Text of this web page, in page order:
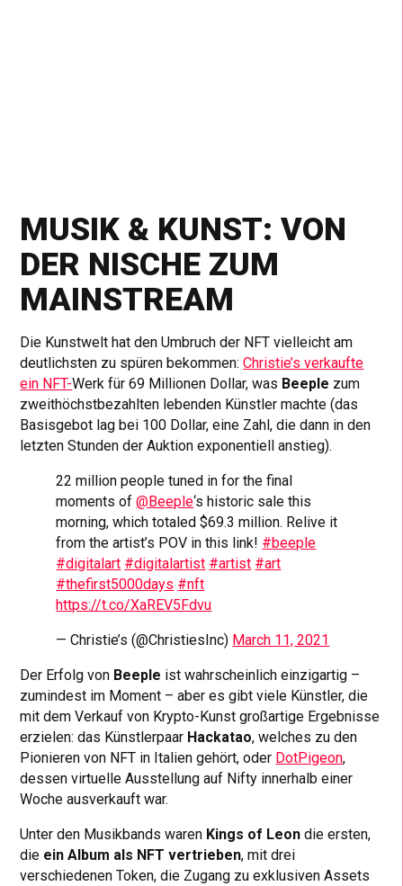
MUSIK & KUNST: VON
DER NISCHE ZUM
MAINSTREAM
Die Kunstwelt hat den Umbruch der NFT vielleicht am
deutlichsten zu spüren bekommen:Christie’s verkaufte
ein NFT-Werk für 69 Millionen Dollar, was Beeple zum
zweithöchstbezahlten lebenden Künstler machte (das
Basisgebot lag bei 100 Dollar, eine Zahl, die dann in den
letzten Stunden der Auktion exponentiell anstieg).
22 million people tuned in for the final
moments of@Beeple‘s historic sale this
morning, which totaled $69.3 million. Relive it
from the artist’s POV in this link! #beeple
#digitalart #digitalartist #artist #art
#thefirst5000days #nft
https://t.co/XaREV5Fdvu
— Christie’s (@ChristiesInc) March 11, 2021
Der Erfolg von Beeple ist wahrscheinlich einzigartig –
zumindest im Moment – aber es gibt viele Künstler, die
mit dem Verkauf von Krypto-Kunst großartige Ergebnisse
erzielen: das Künstlerpaar Hackatao, welches zu den
Pionieren von NFT in Italien gehört, oder DotPigeon,
dessen virtuelle Ausstellung auf Nifty innerhalb einer
Woche ausverkauft war.
Unter den Musikbands waren Kings of Leon die ersten,
die ein Album als NFT vertrieben, mit drei
verschiedenen Token, die Zugang zu exklusiven Assets